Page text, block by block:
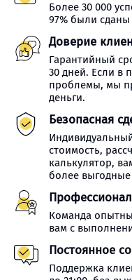
Более 30 000
97% были сданы
Доверие
Гарантийный
30 дней. Если в
проблемы, мы
деньги.
Безопасная
стоимость,
калькулятор,
более выгодные
Команда
вам с
Постоянное
Поддержка